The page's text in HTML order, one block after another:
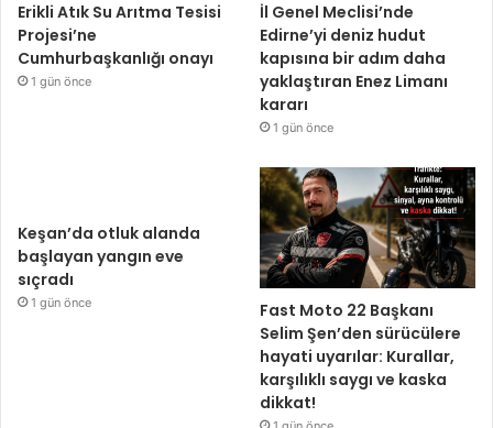
Erikli Atık Su Arıtma Tesisi
Projesi’ne
Cumhurbaşkanlığı onayı
1 gün önce
İl Genel Meclisi’nde
Edirne’yi deniz hudut
kapısına bir adım daha
yaklaştıran Enez Limanı
kararı
1 gün önce
Keşan’da otluk alanda
başlayan yangın eve
sıçradı
1 gün önce
Fast Moto 22 Başkanı
Selim Şen’den sürücülere
hayati uyarılar: Kurallar,
karşılıklı saygı ve kaska
dikkat!